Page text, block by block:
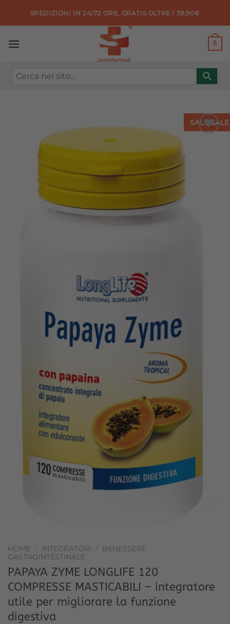
SPEDIZIONI IN 24/72 ORE, GRATIS OLTRE I 39,90€
0
SALE SALE
HOME / INTEGRATORI /
BENESSERE
GASTROINTESTINALE
PAPAYA ZYME LONGLIFE 120
COMPRESSE MASTICABILI – integratore
utile per migliorare la funzione
digestiva